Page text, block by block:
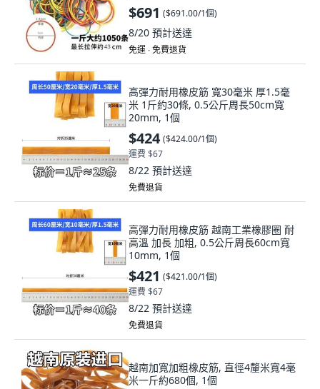
$691 ($691.00/1個)
8/20 預計送達
免運 ∙ 免費退貨
高彈力耐用橡皮筋 寬30毫米 厚1.5毫
米 1斤約30條, 0.5公斤周長50cm寬
20mm, 1個
$424 ($424.00/1個)
運費 $67
8/22 預計送達
免費退貨
高彈力耐用橡皮筋 越南工業橡膠圈 耐
高溫 加長 加粗, 0.5公斤周長60cm寬
10mm, 1個
$421 ($421.00/1個)
運費 $67
8/22 預計送達
免費退貨
越南加寬加粗橡皮筋, 直徑4釐米寬4毫
米一斤約680個, 1個